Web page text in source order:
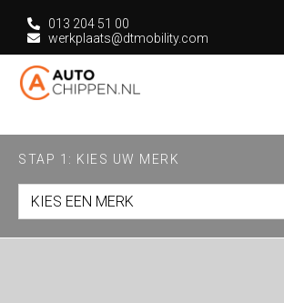
013 204 51 00
werkplaats@dtmobility.com
STAP 1: KIES UW MERK
KIES EEN MERK